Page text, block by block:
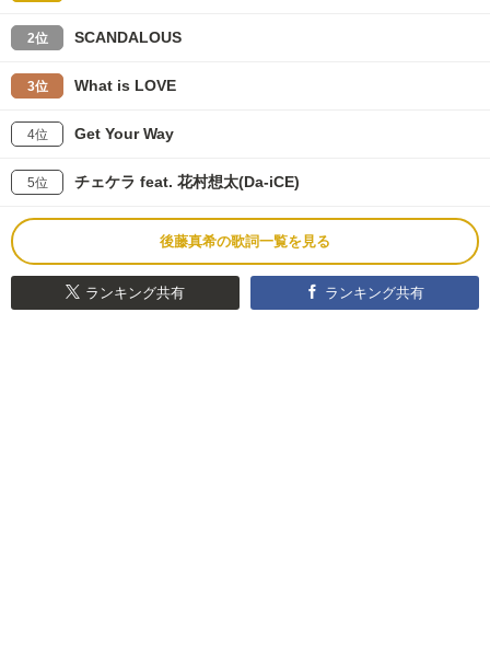
2位 SCANDALOUS
3位 What is LOVE
4位 Get Your Way
5位 チェケラ feat. 花村想太(Da-iCE)
後藤真希の歌詞一覧を見る
ランキング共有 ランキング共有